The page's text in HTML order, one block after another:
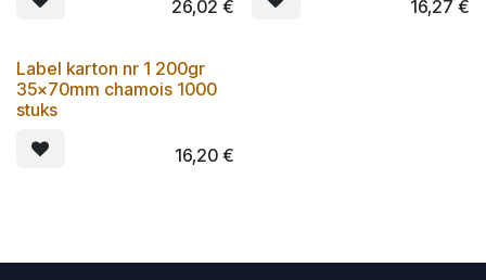
26,02 € 16,27 €
Label karton nr 1 200gr
35x70mm chamois 1000
stuks
16,20€